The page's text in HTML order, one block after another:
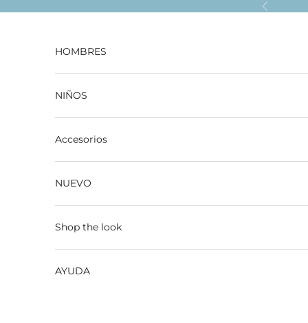
Anterior
HOMBRES
NIÑOS
Accesorios
NUEVO
Shop the look
AYUDA